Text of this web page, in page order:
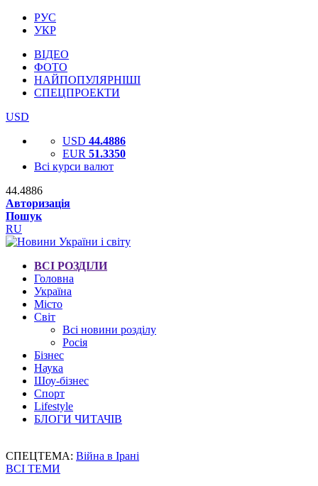
РУС
УКР
ВІДЕО
ФОТО
НАЙПОПУЛЯРНІШІ
СПЕЦПРОЕКТИ
USD
USD 44.4886
EUR 51.3350
Всі курси валют
44.4886
Авторизація
Пошук
RU
ВСІ РОЗДІЛИ
Головна
Україна
Місто
Світ
Всі новини розділу
Росія
Бізнес
Наука
Шоу-бізнес
Спорт
Lifestyle
БЛОГИ ЧИТАЧІВ
СПЕЦТЕМА: Війна в Ірані
ВСІ ТЕМИ